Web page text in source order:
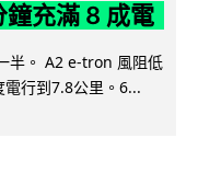
充滿 8 成電
半。 A2 e-tron 風阻低
行到7.8公里。6...